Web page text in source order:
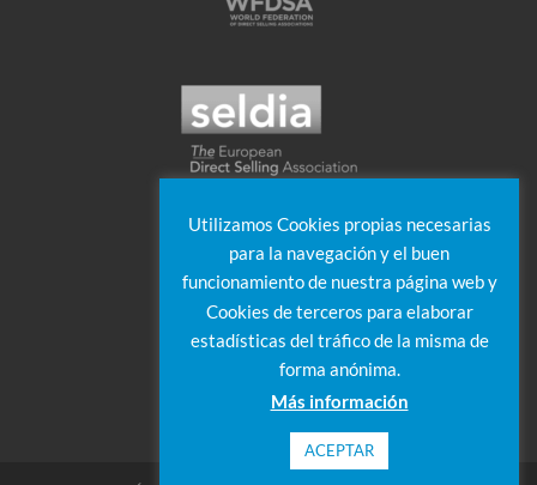
Utilizamos Cookies propias necesarias
para la navegación y el buen
funcionamiento de nuestra página web y
Cookies de terceros para elaborar
estadísticas del tráfico de la misma de
forma anónima.
Más información
ACEPTAR